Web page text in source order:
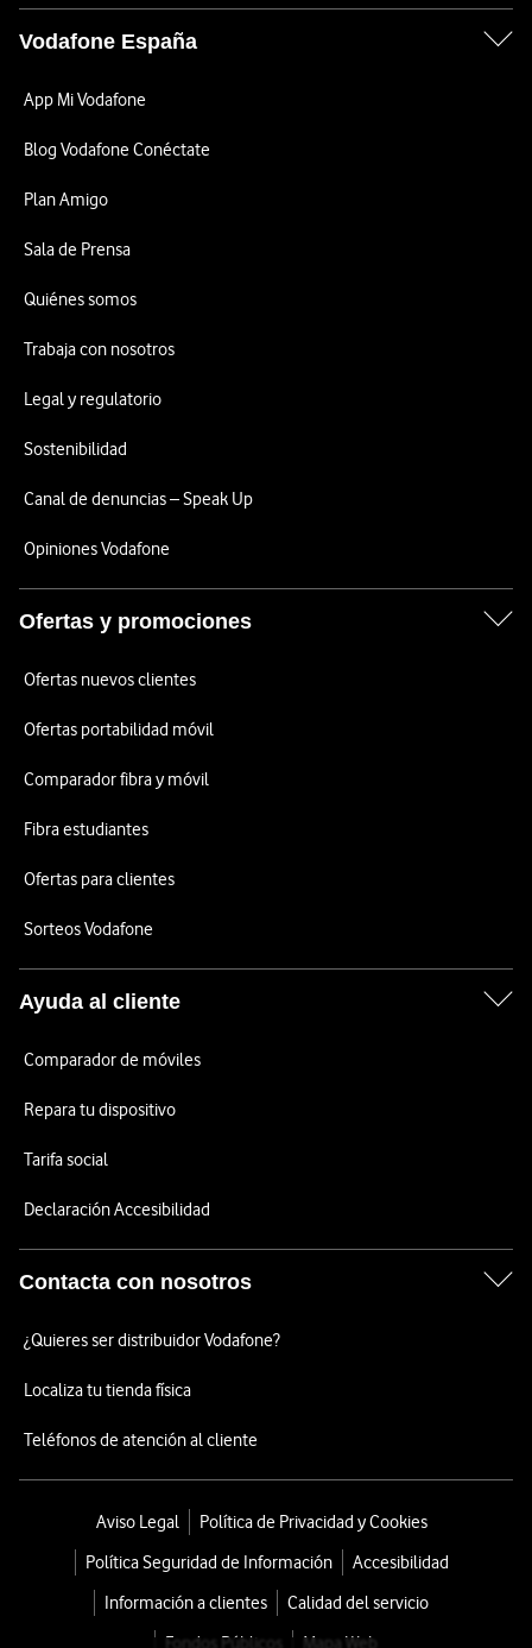
Vodafone España
App Mi Vodafone
Blog Vodafone Conéctate
Plan Amigo
Sala de Prensa
Quiénes somos
Trabaja con nosotros
Legal y regulatorio
Sostenibilidad
Canal de denuncias – Speak Up
Opiniones Vodafone
Ofertas y promociones
Ofertas nuevos clientes
Ofertas portabilidad móvil
Comparador fibra y móvil
Fibra estudiantes
Ofertas para clientes
Sorteos Vodafone
Ayuda al cliente
Comparador de móviles
Repara tu dispositivo
Tarifa social
Declaración Accesibilidad
Contacta con nosotros
¿Quieres ser distribuidor Vodafone?
Localiza tu tienda física
Teléfonos de atención al cliente
Aviso Legal
Política de Privacidad y Cookies
Política Seguridad de Información
Accesibilidad
Información a clientes
Calidad del servicio
Fondos Públicos
Mapa Web